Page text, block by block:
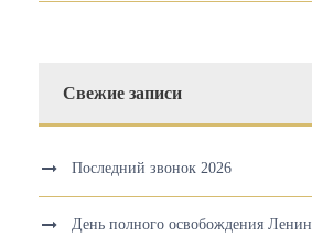
Свежие записи
Последний звонок 2026
День полного освобождения